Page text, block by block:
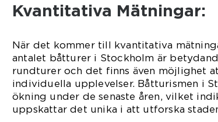
Kvantitativa Mätningar:
När det kommer till kvantitativa
antalet båtturer i Stockholm är
rundturer och det finns även möjlighet
individuella upplevelser. Båtturismen i
ökning under de senaste åren, vilket
uppskattar det unika i att utforska